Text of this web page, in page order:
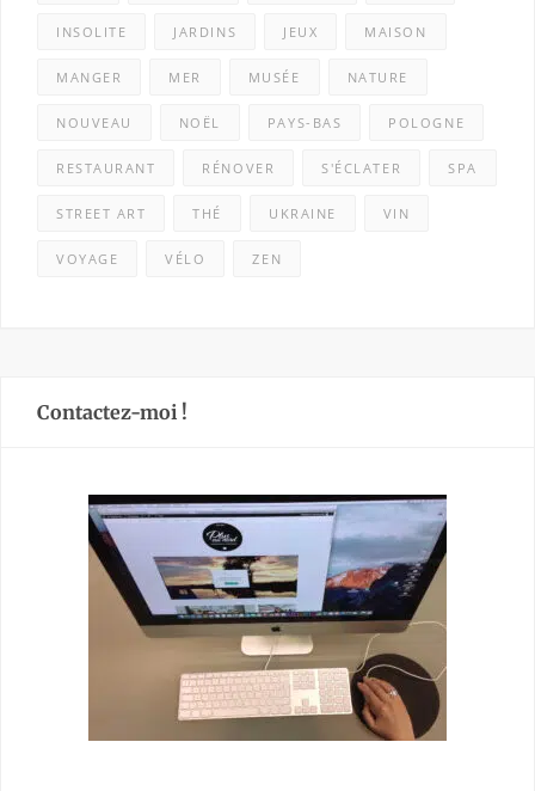
INSOLITE JARDINS JEUX MAISON
MANGER MER MUSÉE NATURE
NOUVEAU NOËL PAYS-BAS POLOGNE
RESTAURANT RÉNOVER S'ÉCLATER SPA
STREET ART THÉ UKRAINE VIN
VOYAGE VÉLO ZEN
Contactez-moi !